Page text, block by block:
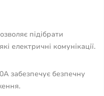
підібрати
електричні комунікації.
забезпечує безпечну